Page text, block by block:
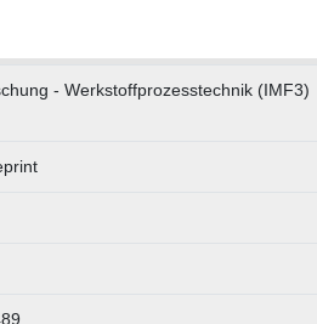
- Werkstoffprozesstechnik (IMF3)